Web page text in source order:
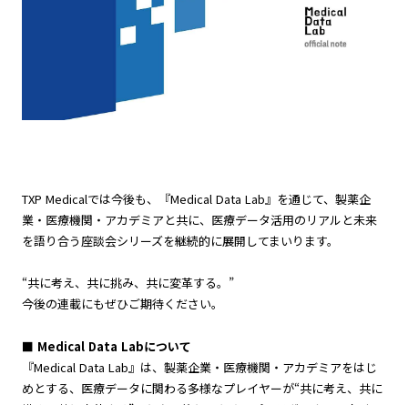
TXP Medicalでは今後も、『Medical Data Lab』を通じて、製薬企
業・医療機関・アカデミアと共に、医療データ活用のリアルと未来
を語り合う座談会シリーズを継続的に展開してまいります。
“共に考え、共に挑み、共に変革する。”
今後の連載にもぜひご期待ください。
■ Medical Data Labについて
『Medical Data Lab』は、製薬企業・医療機関・アカデミアをはじ
めとする、医療データに関わる多様なプレイヤーが“共に考え、共に